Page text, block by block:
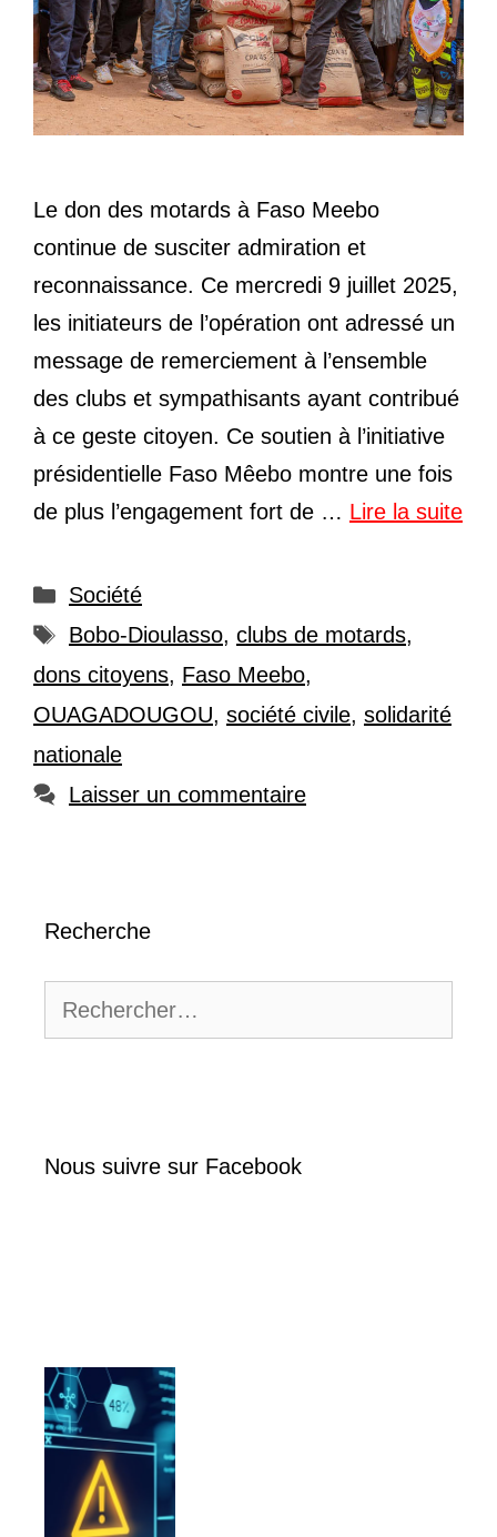
Le don des motards à Faso Meebo
continue de susciter admiration et
reconnaissance. Ce mercredi 9 juillet 2025,
les initiateurs de l’opération ont adressé un
message de remerciement à l’ensemble
des clubs et sympathisants ayant contribué
à ce geste citoyen. Ce soutien à l’initiative
présidentielle Faso Mêebo montre une fois
de plus l’engagement fort de … Lire la suite
Catégories
Société
Étiquettes
Bobo-Dioulasso, clubs de motards,
dons citoyens, Faso Meebo,
OUAGADOUGOU, société civile, solidarité
nationale
Laisser un commentaire
Recherche
Nous suivre sur Facebook